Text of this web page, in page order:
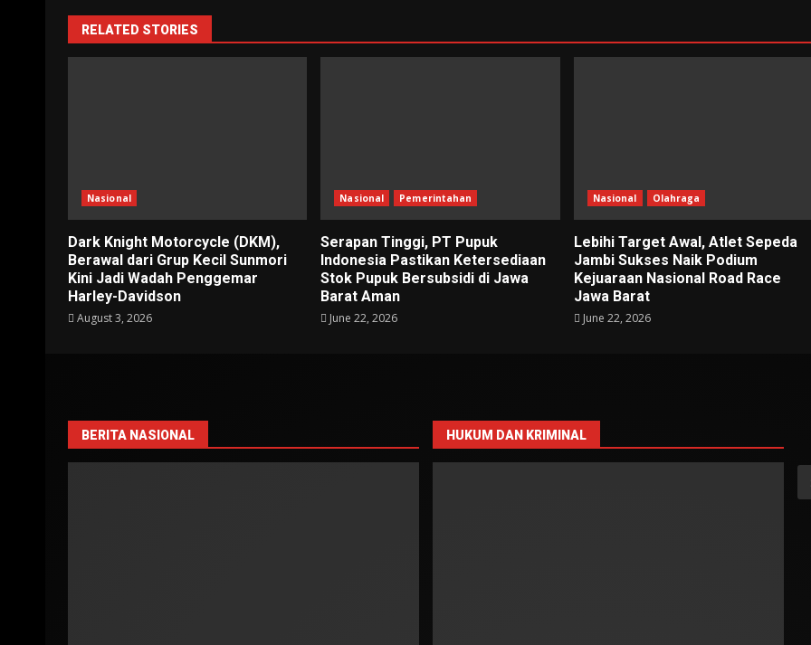
RELATED STORIES
Nasional
Dark Knight Motorcycle (DKM),
Berawal dari Grup Kecil Sunmori
Kini Jadi Wadah Penggemar
Harley-Davidson
August 3, 2026
Nasional Pemerintahan
Serapan Tinggi, PT Pupuk
Indonesia Pastikan Ketersediaan
Stok Pupuk Bersubsidi di Jawa
Barat Aman
June 22, 2026
Nasional Olahraga
Lebihi Target Awal, Atlet Sepeda
Jambi Sukses Naik Podium
Kejuaraan Nasional Road Race
Jawa Barat
June 22, 2026
BERITA NASIONAL HUKUM DAN KRIMINAL